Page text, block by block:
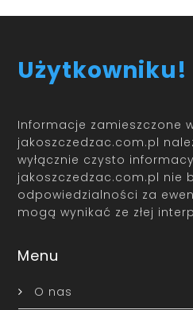
Użytkowniku!
Informacje zamieszczone
jakoszczedzac.com.pl
wyłącznie czysto
jakoszczedzac.com.pl nie
odpowiedzialności za
mogą wynikać ze złej
Menu
O nas